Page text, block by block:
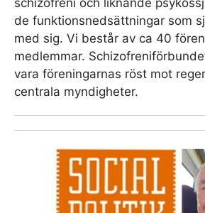
de funktionsnedsättningar som
med sig. Vi består av ca 40
medlemmar.
vara föreningarnas röst mot
centrala myndigheter.